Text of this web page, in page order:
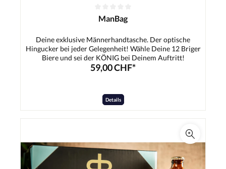
ManBag
Deine exklusive Männerhandtasche. Der optische
Hingucker bei jeder Gelegenheit! Wähle Deine 12 Briger
Biere und sei der KÖNIG bei Deinem Auftritt!
59,00 CHF*
Details